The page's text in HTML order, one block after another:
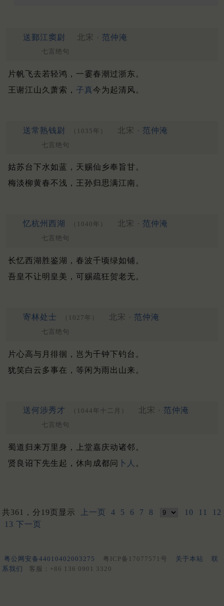
送鄞江窦尉 北宋 · 范仲淹
七言绝句
片帆飞去若轻鸿，一霎春潮过浙东。
王谢江山久萧索， 子真今为起清风。
送常熟钱尉 （1035年） 北宋 · 范仲淹
七言绝句
姑苏台下水如蓝，天赐仙乡奉旨甘。
梅淡柳黄春不浅，王孙归思满江南。
忆杭州西湖 （1040年） 北宋 · 范仲淹
七言绝句
长忆西湖胜鉴湖，春波千顷绿如铺。
吾皇不让明皇美，可赐疏狂贺老无。
寄林处士 （1027年） 北宋 · 范仲淹
七言绝句
片心高与月徘徊，岂为千钟下钓台。
犹笑白云多事在，等闲为雨出山来。
送何涉秀才 （1044年十二月） 北宋 · 范仲淹
七言绝句
蜀道归来万里身，上堂嘉庆动诸邻。
贤良诏下先生起，休向成都问
卜人 。
共361，分19页显示 上一页 4 5 6 7 8 10 11
12
13 下一页
粤公网安备44010402003275 粤ICP备17077571号 关于本站
联
系我们
客服：+86 136 0901 3320